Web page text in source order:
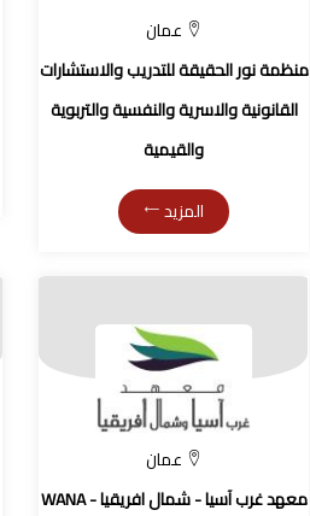
عمان
منظمة نور الحقيقة للتدريب والاستشارات
القانونية والاسرية والنفسية والتربوية
والقيمية
المزيد
عمان
معهد غرب آسيا - شمال افريقيا - WANA